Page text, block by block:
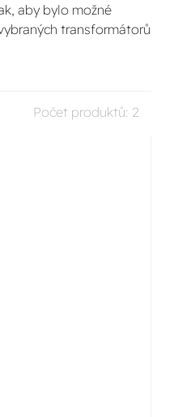
aby bylo možné
transformátorů
Počet produktů: 2